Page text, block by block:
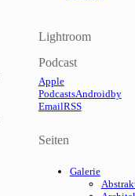
Lightroom
Podcast
Apple
PodcastsAndroidby
EmailRSS
Seiten
Galerie